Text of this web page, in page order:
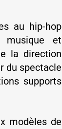
au hip-hop
musique et
la direction
du spectacle
supports
modèles de